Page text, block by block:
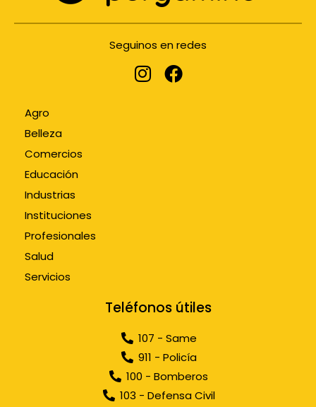
Seguinos en redes
Agro
Belleza
Comercios
Educación
Industrias
Instituciones
Profesionales
Salud
Servicios
Teléfonos útiles
107 - Same
911 - Policía
100 - Bomberos
103 - Defensa Civil